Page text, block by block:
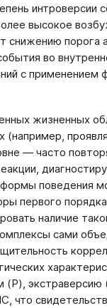
интроверсии
высокое
снижению порога
во
с применением
жизненных
(например,
— часто
поведения
первого
наличие
сами
(P), экстраверсию
что